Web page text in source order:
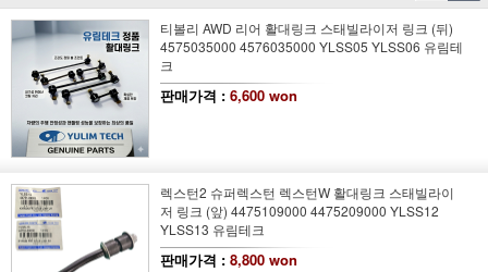
티볼리 AWD 리어 활대링크 스태빌라이저 링크 (뒤)
4575035000 4576035000 YLSS05 YLSS06 유림테
크
판매가격 : 6,600 won
렉스턴2 슈퍼렉스턴 렉스턴W 활대링크 스태빌라이
저 링크 (앞) 4475109000 4475209000 YLSS12
YLSS13 유림테크
판매가격 : 8,800 won